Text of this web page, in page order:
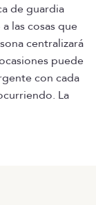
de guardia
las cosas que
centralizará
puede
con cada
La